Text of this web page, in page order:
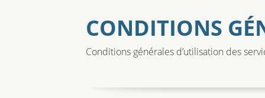
CONDITIONS
Conditions générales d’utilisation des